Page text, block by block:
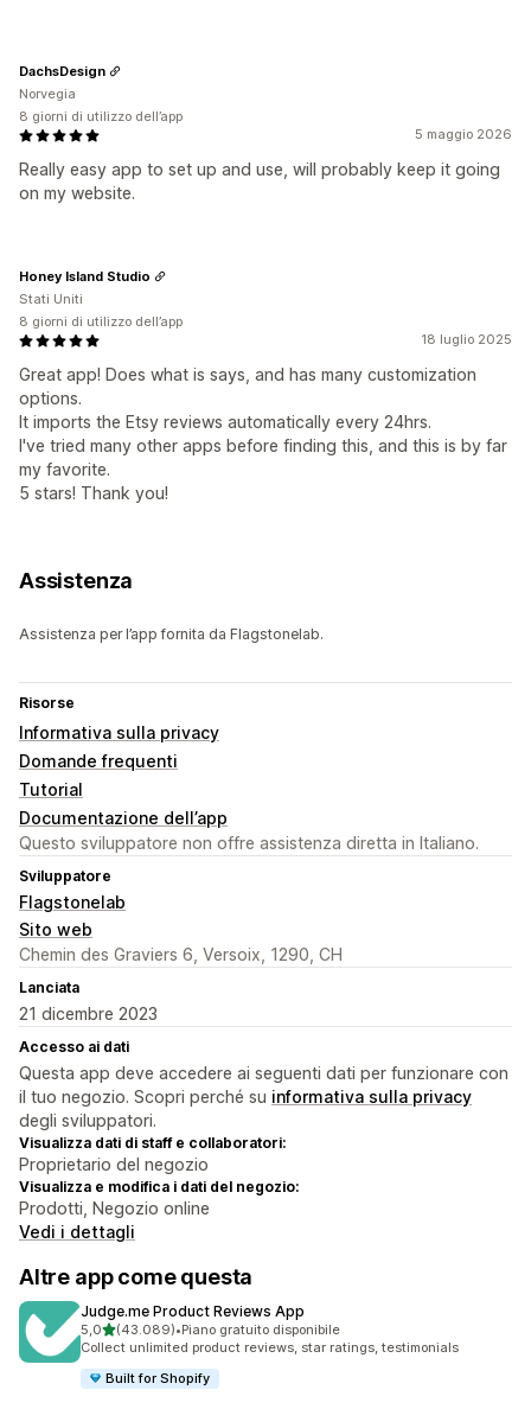
5 maggio 2026
Really easy app to set up and use, will probably keep it going
on my website.
DachsDesign
Norvegia
8 giorni di utilizzo dell’app
18 luglio 2025
Great app! Does what is says, and has many customization
options.
It imports the Etsy reviews automatically every 24hrs.
I've tried many other apps before finding this, and this is by far
my favorite.
5 stars! Thank you!
Honey Island Studio
Stati Uniti
8 giorni di utilizzo dell’app
Assistenza
Assistenza per l’app fornita da Flagstonelab.
Risorse
Informativa sulla privacy
Domande frequenti
Tutorial
Documentazione dell’app
Questo sviluppatore non offre assistenza diretta in Italiano.
Sviluppatore
Flagstonelab
Sito web
Chemin des Graviers 6, Versoix, 1290, CH
Lanciata
21 dicembre 2023
Accesso ai dati
Questa app deve accedere ai seguenti dati per funzionare con
il tuo negozio. Scopri perché su informativa sulla privacy
degli sviluppatori.
Visualizza dati di staff e collaboratori:
Proprietario del negozio
Visualizza e modifica i dati del negozio:
Prodotti, Negozio online
Vedi i dettagli
Altre app come questa
Judge.me Product Reviews App
5,0stelle su 5
(43.089)
43089 recensioni totali
•Piano gratuito disponibile
Collect unlimited product reviews, star ratings, testimonials
Built for Shopify